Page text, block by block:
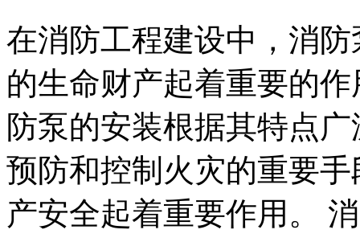
在消防工程建设中，消
的生命财产起着重要的
防泵的安装根据其特点
预防和控制火灾的重要
产安全起着重要作用。